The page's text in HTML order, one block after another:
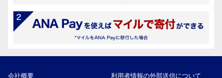
会社概要
利用者情報の外部送信について